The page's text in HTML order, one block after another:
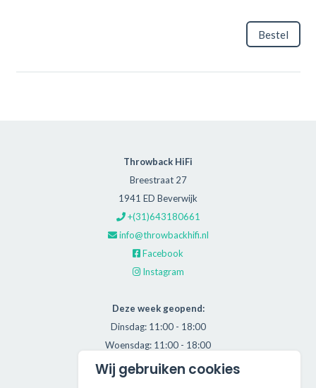
Bestel
Throwback HiFi
Breestraat 27
1941 ED Beverwijk
+(31)643180661
info@throwbackhifi.nl
Facebook
Instagram
Deze week geopend:
Dinsdag: 11:00 - 18:00
Woensdag: 11:00 - 18:00
Donderdag: 11:00 - 21:00
Wij gebruiken cookies